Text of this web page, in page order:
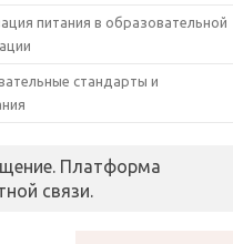
питания в образовательной
стандарты и
Платформа
связи.